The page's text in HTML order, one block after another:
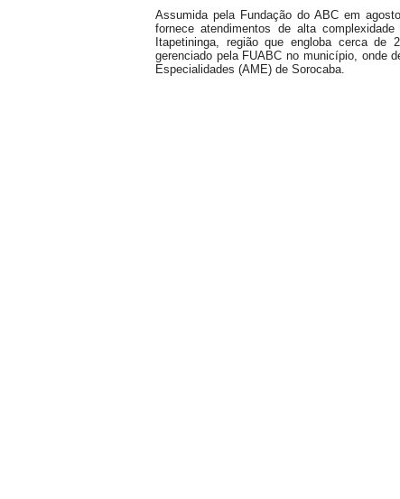
Assumida pela Fundação do ABC em
fornece atendimentos de alta
Itapetininga, região que engloba cerca de
gerenciado pela FUABC no município, onde
Especialidades (AME) de Sorocaba.